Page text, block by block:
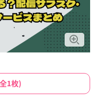
1枚)